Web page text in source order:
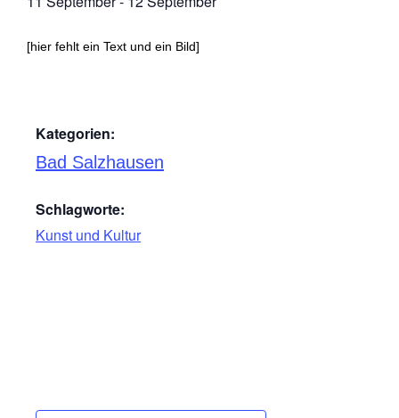
[hier fehlt ein Text und ein Bild]
Kategorien:
Bad Salzhausen
Schlagworte:
Kunst und Kultur